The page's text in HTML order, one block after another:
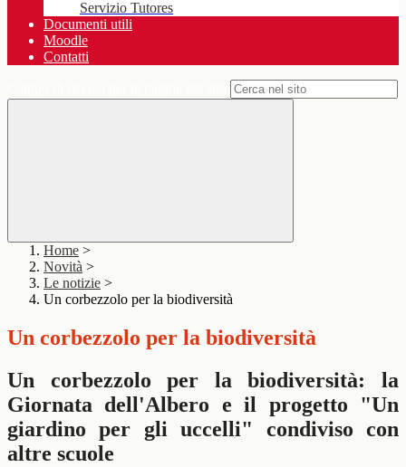
Servizio Tutores
Documenti utili
Moodle
Contatti
Home >
Novità >
Le notizie >
Un corbezzolo per la biodiversità
Un corbezzolo per la biodiversità
Un corbezzolo per la biodiversità: la
Giornata dell'Albero e il progetto "Un
giardino per gli uccelli" condiviso con
altre scuole